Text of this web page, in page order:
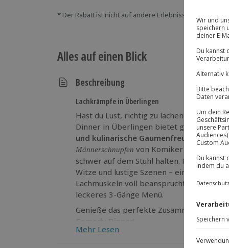
* Der Rabatt ist nicht auf andere Erlebnisse bei der
Alles auf einen Blick
Beschreibung
Lachkrämpfe in Überlingen
Hast du Lust, richtig zu lachen und
Dinner in Überlingen bietet genau das!
und kulinarische Gaumenfreuden
Männerschnupfen von Komiker Peter
schwer auf dem Stuhl halten. Freue dich
Witze und lustige Szenen – ein
Lachmuskeln voll beansprucht! Dazu
leckeres 3-Gänge Menü.
Genieße das perfekte Zusammenspiel
Comedy Dinner !
Mehr Lesen